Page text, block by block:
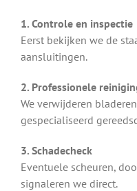
1. Controle en inspectie
Eerst bekijken we de
aansluitingen.
2. Professionele
We verwijderen
gespecialiseerd
3. Schadecheck
Eventuele scheuren,
signaleren we direct.